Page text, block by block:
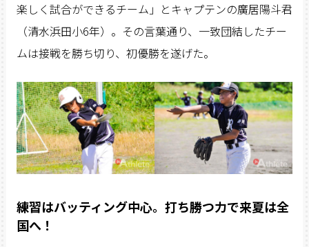
楽しく試合ができるチーム」とキャプテンの廣居陽斗君
（清水浜田小6年）。その言葉通り、一致団結したチー
ムは接戦を勝ち切り、初優勝を遂げた。
練習はバッティング中心。打ち勝つ力で来夏は全
国へ！